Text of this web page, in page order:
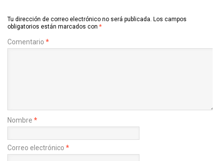
Tu dirección de correo electrónico no será publicada. Los campos
obligatorios están marcados con *
Comentario *
Nombre *
Correo electrónico *